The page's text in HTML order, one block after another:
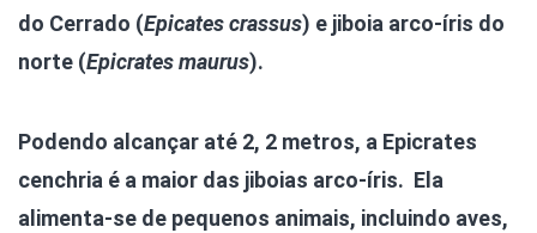
do Cerrado (Epicates crassus) e jiboia arco-íris do
norte (Epicrates maurus).
Podendo alcançar até 2, 2 metros, a Epicrates
cenchria é a maior das jiboias arco-íris. Ela
alimenta-se de pequenos animais, incluindo aves,